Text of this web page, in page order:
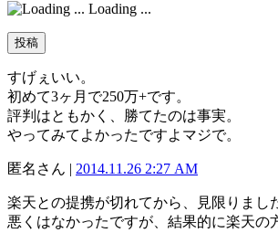
Loading ...
すげぇいい。
初めて3ヶ月で250万+です。
評判はともかく、勝てたのは事実。
やってみてよかったですよマジで。
匿名さん | 2014.11.26 2:27 AM
楽天との提携が切れてから、見限りまし
悪くはなかったですが、結果的に楽天の